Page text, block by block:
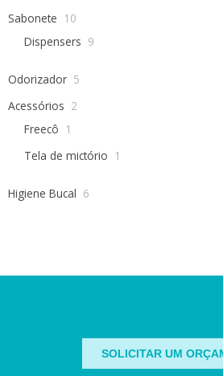
Sabonete 10
Dispensers 9
Odorizador 5
Acessórios 2
Freecô 1
Tela de mictório 1
Higiene Bucal 6
SOLICITAR UM